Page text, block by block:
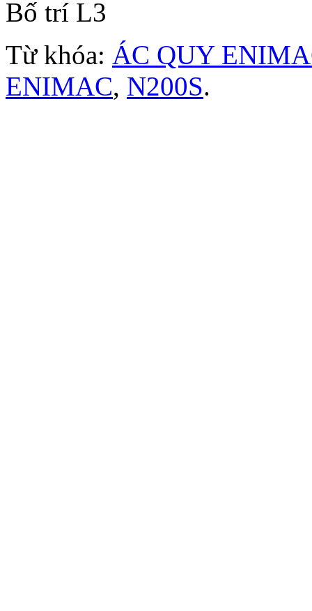
Bố trí L3
Từ khóa: ÁC QUY
ENIMAC, N200S.